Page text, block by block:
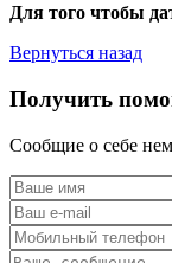
Для того чтобы
Вернуться назад
Получить
Сообщие о себе